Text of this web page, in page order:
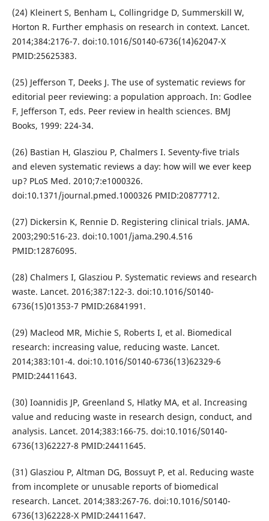
(24) Kleinert S, Benham L, Collingridge D, Summerskill W,
Horton R. Further emphasis on research in context. Lancet.
2014;384:2176-7. doi:10.1016/S0140-6736(14)62047-X
PMID:25625383.
(25) Jefferson T, Deeks J. The use of systematic reviews for
editorial peer reviewing: a population approach. In: Godlee
F, Jefferson T, eds. Peer review in health sciences. BMJ
Books, 1999: 224-34.
(26) Bastian H, Glasziou P, Chalmers I. Seventy-five trials
and eleven systematic reviews a day: how will we ever keep
up? PLoS Med. 2010;7:e1000326.
doi:10.1371/journal.pmed.1000326 PMID:20877712.
(27) Dickersin K, Rennie D. Registering clinical trials. JAMA.
2003;290:516-23. doi:10.1001/jama.290.4.516
PMID:12876095.
(28) Chalmers I, Glasziou P. Systematic reviews and research
waste. Lancet. 2016;387:122-3. doi:10.1016/S0140-
6736(15)01353-7 PMID:26841991.
(29) Macleod MR, Michie S, Roberts I, et al. Biomedical
research: increasing value, reducing waste. Lancet.
2014;383:101-4. doi:10.1016/S0140-6736(13)62329-6
PMID:24411643.
(30) Ioannidis JP, Greenland S, Hlatky MA, et al. Increasing
value and reducing waste in research design, conduct, and
analysis. Lancet. 2014;383:166-75. doi:10.1016/S0140-
6736(13)62227-8 PMID:24411645.
(31) Glasziou P, Altman DG, Bossuyt P, et al. Reducing waste
from incomplete or unusable reports of biomedical
research. Lancet. 2014;383:267-76. doi:10.1016/S0140-
6736(13)62228-X PMID:24411647.